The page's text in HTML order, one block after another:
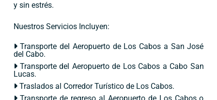
y sin estrés.
Nuestros Servicios Incluyen:
Transporte del Aeropuerto de Los Cabos a San José
del Cabo.
Transporte del Aeropuerto de Los Cabos a Cabo San
Lucas.
Traslados al Corredor Turístico de Los Cabos.